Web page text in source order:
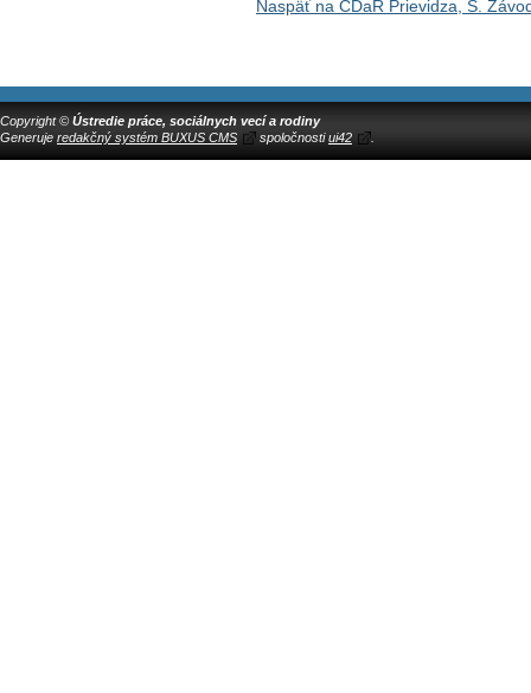
Naspäť na CDaR Prievidza, Š.
Copyright © Ústredie práce, sociálnych vecí a rodiny
Generuje redakčný systém BUXUS CMS spoločnostiui42